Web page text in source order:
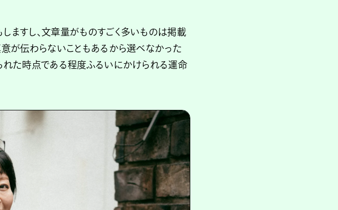
ますし、文章量がものすごく多いものは掲載
意が伝わらないこともあるから選べなかった
れた時点である程度ふるいにかけられる運命